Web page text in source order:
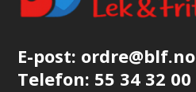
E-post: ordre@blf.no
Telefon: 55 34 32 00